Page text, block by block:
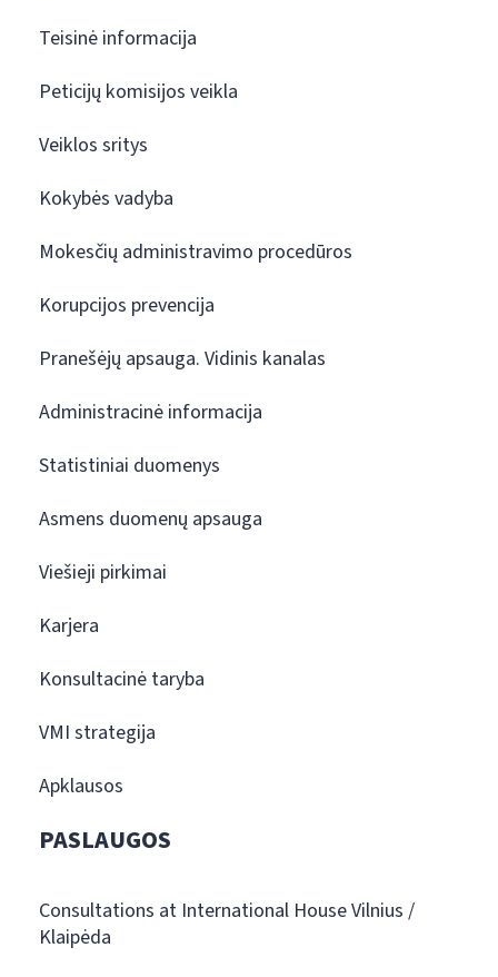
Teisinė informacija
Peticijų komisijos veikla
Veiklos sritys
Kokybės vadyba
Mokesčių administravimo procedūros
Korupcijos prevencija
Pranešėjų apsauga. Vidinis kanalas
Administracinė informacija
Statistiniai duomenys
Asmens duomenų apsauga
Viešieji pirkimai
Karjera
Konsultacinė taryba
VMI strategija
Apklausos
PASLAUGOS
Consultations at International House Vilnius /
Klaipėda